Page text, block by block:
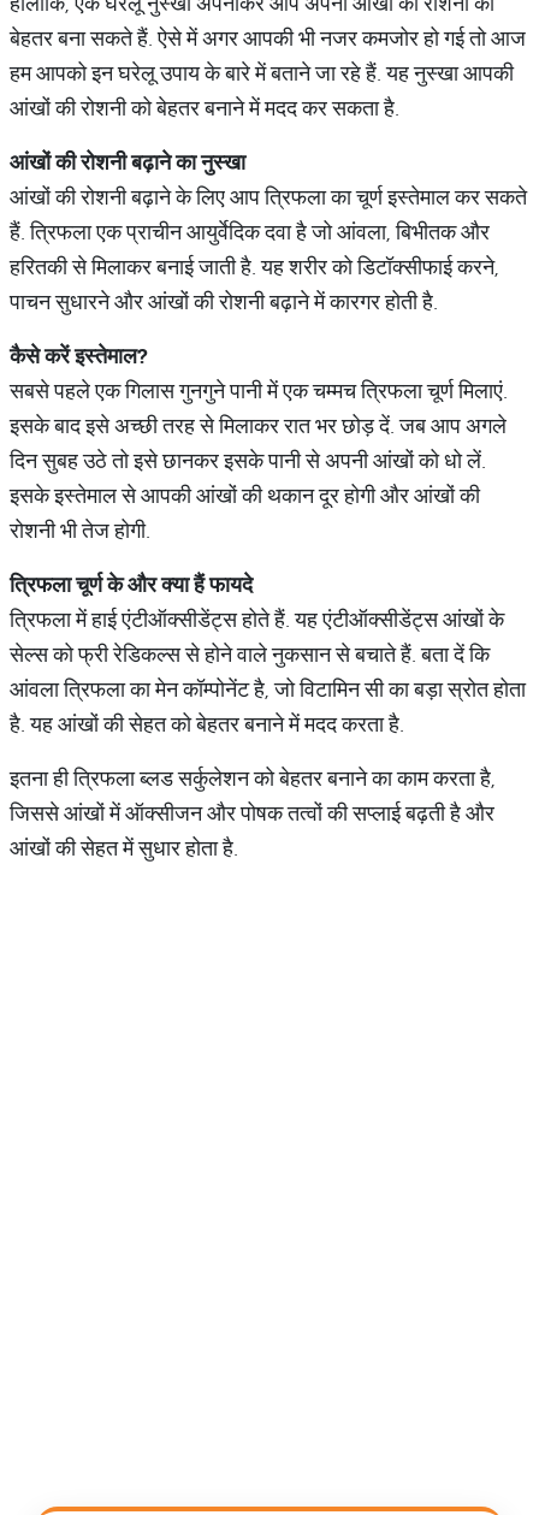
बेहतर बना सकते हैं. ऐसे में अगर आपकी भी नजर कमजोर हो गई तो आज
हम आपको इन घरेलू उपाय के बारे में बताने जा रहे हैं. यह नुस्खा आपकी
आंखों की रोशनी को बेहतर बनाने में मदद कर सकता है.
आंखोंकीरोशनीबढ़ानेकानुस्खा
आंखों की रोशनी बढ़ाने के लिए आप त्रिफला का चूर्ण इस्तेमाल कर सकते
हैं. त्रिफला एक प्राचीन आयुर्वेदिक दवा है जो आंवला, बिभीतक और
हरितकी से मिलाकर बनाई जाती है. यह शरीर को डिटॉक्सीफाई करने,
पाचन सुधारने और आंखों की रोशनी बढ़ाने में कारगर होती है.
कैसेकरेंइस्तेमाल?
सबसे पहले एक गिलास गुनगुने पानी में एक चम्मच त्रिफला चूर्ण मिलाएं.
इसके बाद इसे अच्छी तरह से मिलाकर रात भर छोड़ दें. जब आप अगले
दिन सुबह उठे तो इसे छानकर इसके पानी से अपनी आंखों को धो लें.
इसके इस्तेमाल से आपकी आंखों की थकान दूर होगी और आंखों की
रोशनी भी तेज होगी.
त्रिफलाचूर्णकेऔरक्याहैंफायदे
त्रिफला में हाई एंटीऑक्सीडेंट्स होते हैं. यह एंटीऑक्सीडेंट्स आंखों के
सेल्स को फ्री रेडिकल्स से होने वाले नुकसान से बचाते हैं. बता दें कि
आंवला त्रिफला का मेन कॉम्पोनेंट है, जो विटामिन सी का बड़ा स्रोत होता
है. यह आंखों की सेहत को बेहतर बनाने में मदद करता है.
इतना ही त्रिफला ब्लड सर्कुलेशन को बेहतर बनाने का काम करता है,
जिससे आंखों में ऑक्सीजन और पोषक तत्वों की सप्लाई बढ़ती है और
आंखों की सेहत में सुधार होता है.